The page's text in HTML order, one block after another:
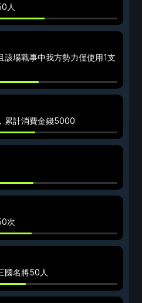
人
該場戰事中我方勢力僅使用1支
累計消費金錢5000
次
國名將50人